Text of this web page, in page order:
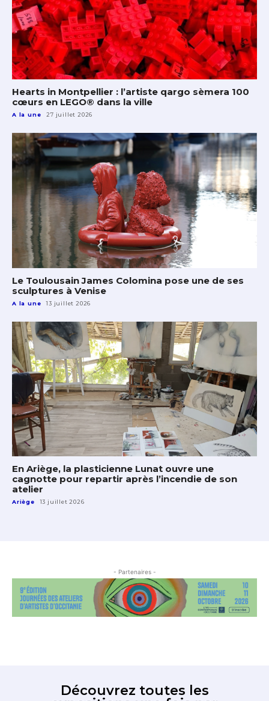
Hearts in Montpellier : l’artiste qargo sèmera 100
cœurs en LEGO® dans la ville
A la une 27 juillet 2026
Le Toulousain James Colomina pose une de ses
sculptures à Venise
A la une 13 juillet 2026
En Ariège, la plasticienne Lunat ouvre une
cagnotte pour repartir après l’incendie de son
atelier
Ariège 13 juillet 2026
- Partenaires -
Découvrez toutes les